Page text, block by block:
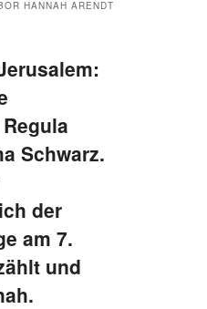
HANNAH ARENDT
Schwarz.
der
am 7.
und